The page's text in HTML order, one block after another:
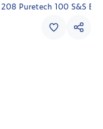
208 Puretech 100 S&S